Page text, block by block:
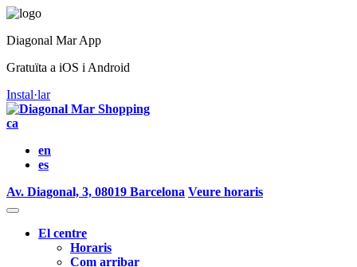
Diagonal Mar App
Gratuïta a iOS i Android
Instal·lar
ca
en
es
Av. Diagonal, 3, 08019 Barcelona Veure horaris
El centre
Horaris
Com arribar